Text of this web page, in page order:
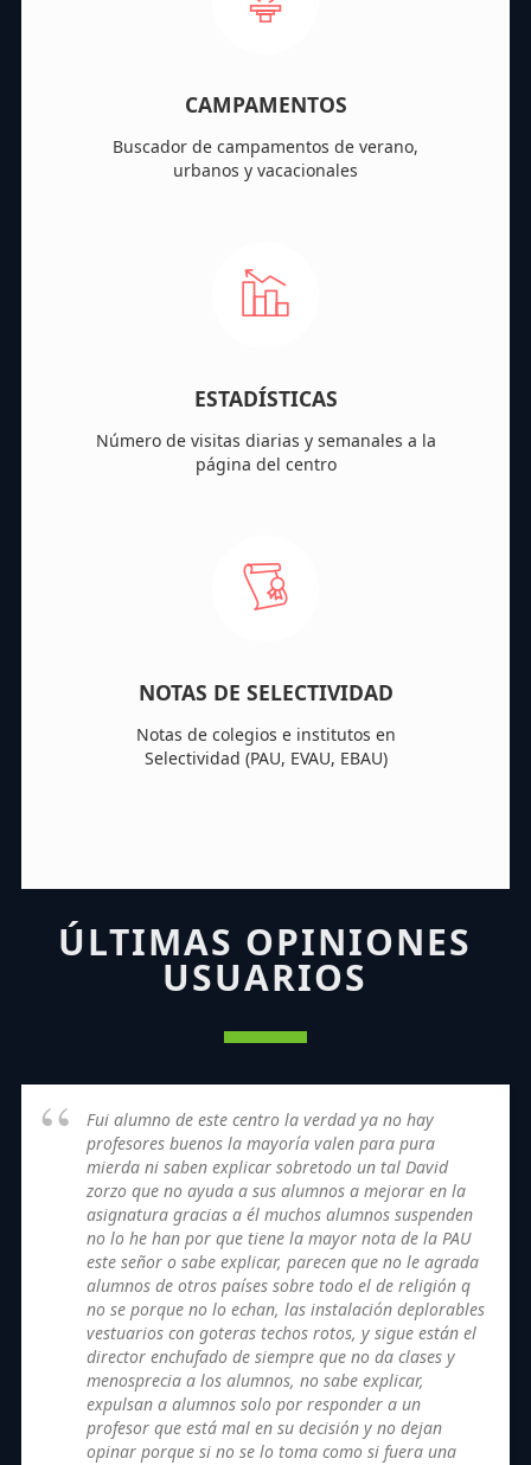
CAMPAMENTOS
Buscador de campamentos de verano,
urbanos y vacacionales
ESTADÍSTICAS
Número de visitas diarias y semanales a la
página del centro
NOTAS DE SELECTIVIDAD
Notas de colegios e institutos en
Selectividad (PAU, EVAU, EBAU)
ÚLTIMAS OPINIONES
USUARIOS
Fui alumno de este centro la verdad ya no hay
profesores buenos la mayoría valen para pura
mierda ni saben explicar sobretodo un tal David
zorzo que no ayuda a sus alumnos a mejorar en la
asignatura gracias a él muchos alumnos suspenden
no lo he han por que tiene la mayor nota de la PAU
este señor o sabe explicar, parecen que no le agrada
alumnos de otros países sobre todo el de religión q
no se porque no lo echan, las instalación deplorables
vestuarios con goteras techos rotos, y sigue están el
director enchufado de siempre que no da clases y
menosprecia a los alumnos, no sabe explicar,
expulsan a alumnos solo por responder a un
profesor que está mal en su decisión y no dejan
opinar porque si no se lo toma como si fuera una